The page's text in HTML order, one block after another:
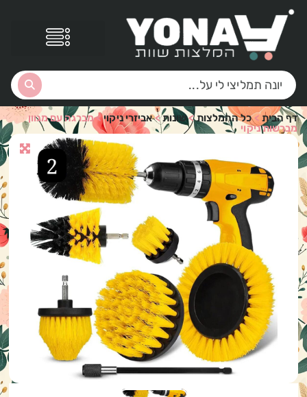
דף הבית>כל ההמלצות>שונות>אביזרי ניקוי>מברגה עם מגוון
מברשות ניקוי